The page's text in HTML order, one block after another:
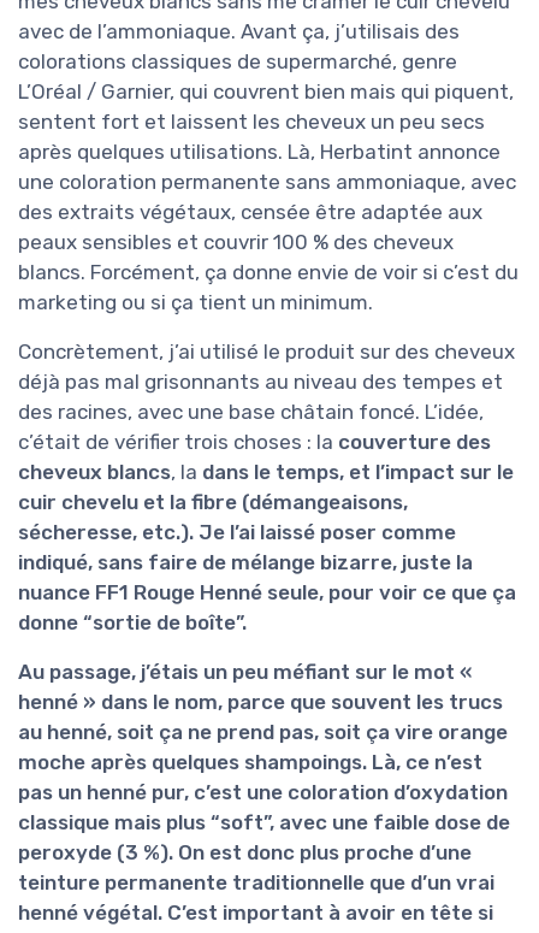
avec de l’ammoniaque. Avant ça, j’utilisais des
colorations classiques de supermarché, genre
L’Oréal / Garnier, qui couvrent bien mais qui piquent,
sentent fort et laissent les cheveux un peu secs
après quelques utilisations. Là, Herbatint annonce
une coloration permanente sans ammoniaque, avec
des extraits végétaux, censée être adaptée aux
peaux sensibles et couvrir 100 % des cheveux
blancs. Forcément, ça donne envie de voir si c’est du
marketing ou si ça tient un minimum.
Concrètement, j’ai utilisé le produit sur des cheveux
déjà pas mal grisonnants au niveau des tempes et
des racines, avec une base châtain foncé. L’idée,
c’était de vérifier trois choses : la couverture des
cheveux blancs, la dans le temps, et l’impact sur le
cuir chevelu et la fibre (démangeaisons,
sécheresse, etc.). Je l’ai laissé poser comme
indiqué, sans faire de mélange bizarre, juste la
nuance FF1 Rouge Henné seule, pour voir ce que ça
donne “sortie de boîte”.
Au passage, j’étais un peu méfiant sur le mot «
henné » dans le nom, parce que souvent les trucs
au henné, soit ça ne prend pas, soit ça vire orange
moche après quelques shampoings. Là, ce n’est
pas un henné pur, c’est une coloration d’oxydation
classique mais plus “soft”, avec une faible dose de
peroxyde (3 %). On est donc plus proche d’une
teinture permanente traditionnelle que d’un vrai
henné végétal. C’est important à avoir en tête si